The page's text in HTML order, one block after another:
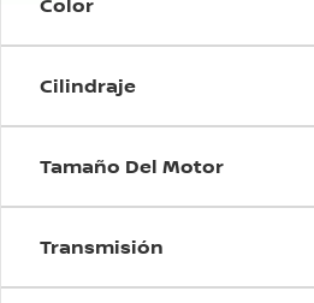
Cilindraje
Tamaño Del Motor
Transmisión